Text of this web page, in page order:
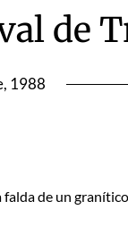
de
1988
de un